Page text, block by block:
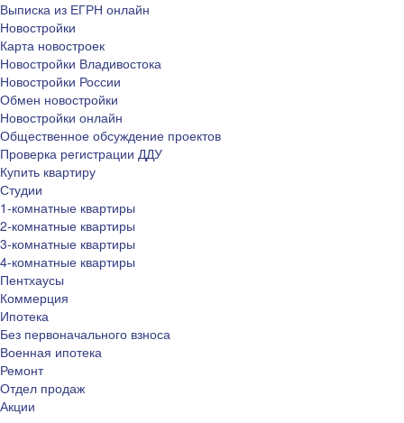
Выписка из ЕГРН онлайн
Новостройки
Карта новостроек
Новостройки Владивостока
Новостройки России
Обмен новостройки
Новостройки онлайн
Общественное обсуждение проектов
Проверка регистрации ДДУ
Купить квартиру
Студии
1-комнатные квартиры
2-комнатные квартиры
3-комнатные квартиры
4-комнатные квартиры
Пентхаусы
Коммерция
Ипотека
Без первоначального взноса
Военная ипотека
Ремонт
Отдел продаж
Акции